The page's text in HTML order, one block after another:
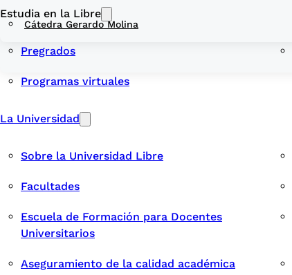
Cátedra Gerardo Molina
Estudia en la Libre
Pregrados
Programas virtuales
La Universidad
Sobre la Universidad Libre
Facultades
Escuela de Formación para Docentes
Universitarios
Aseguramiento de la calidad académica